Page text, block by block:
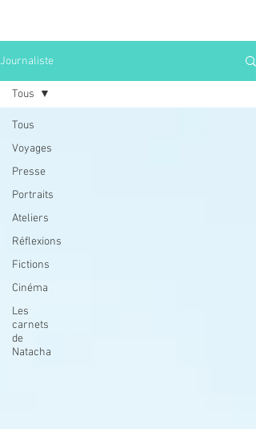
Journaliste
Tous
Voyages
Presse
Portraits
Ateliers
Réflexions
Fictions
Cinéma
Les
carnets
de
Natacha
Tous